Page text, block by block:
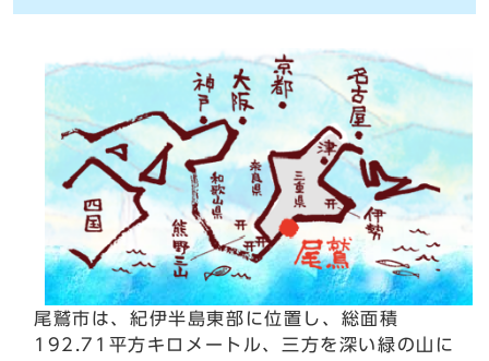
尾鷲市は、紀伊半島東部に位置し、総面積
192.71平方キロメートル、三方を深い緑の山に